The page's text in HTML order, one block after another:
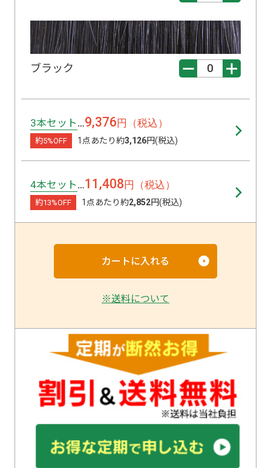
ブラック
3本セット …9,376円（税込）
約5%OFF 1点あたり約3,126円(税込)
4本セット …11,408円（税込）
約13%OFF 1点あたり約2,852円(税込)
※送料について